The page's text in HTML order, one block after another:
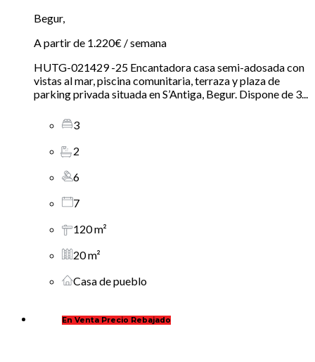
Begur,
A partir de 1.220€ / semana
HUTG-021429 -25 Encantadora casa semi-adosada con
vistas al mar, piscina comunitaria, terraza y plaza de
parking privada situada en S’Antiga, Begur. Dispone de 3...
3
2
6
7
120 m²
20 m²
Casa de pueblo
En Venta Precio Rebajado